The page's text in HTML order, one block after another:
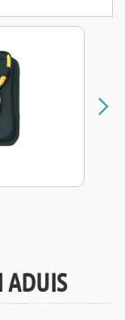
ADUIS